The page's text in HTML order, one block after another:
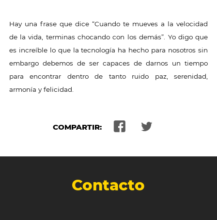
Hay una frase que dice “Cuando te mueves a la velocidad
de la vida, terminas chocando con los demás”. Yo digo que
es increíble lo que la tecnología ha hecho para nosotros sin
embargo debemos de ser capaces de darnos un tiempo
para encontrar dentro de tanto ruido paz, serenidad,
armonía y felicidad.
COMPARTIR:
Contacto